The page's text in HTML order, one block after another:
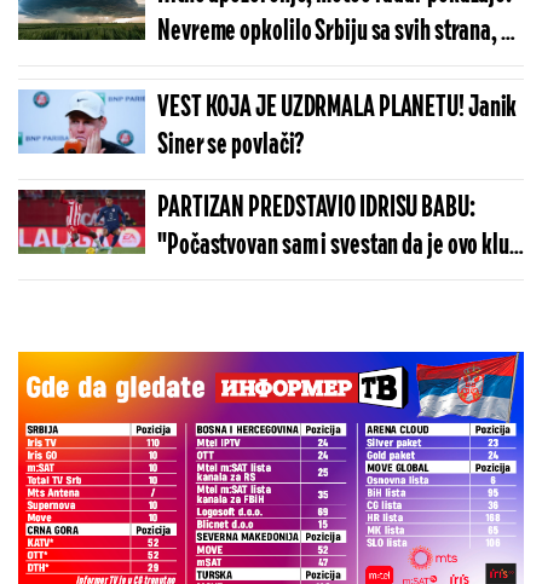
Nevreme opkolilo Srbiju sa svih strana, a
evo šta čeka Beograd! (MAPA)
VEST KOJA JE UZDRMALA PLANETU! Janik
Siner se povlači?
PARTIZAN PREDSTAVIO IDRISU BABU:
"Počastvovan sam i svestan da je ovo klub
sa velikom istorijom"